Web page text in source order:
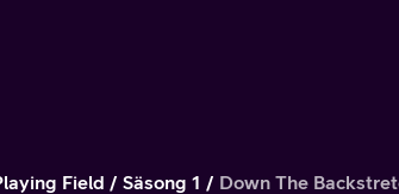
Field Säsong 1 Down The